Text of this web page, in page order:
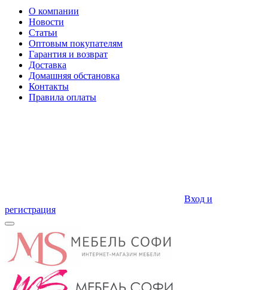
О компании
Новости
Статьи
Оптовым покупателям
Гарантия и возврат
Доставка
Домашняя обстановка
Контакты
Правила оплаты
Вход и
регистрация